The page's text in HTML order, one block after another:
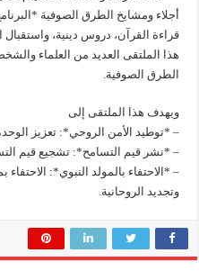
أجلاء ومشايخ الطرق الصوفية
قراءة القرآن، دروس دينية،
هذا الملتقى العديد من العلماء
الطرق الصوفية.
ويهدف هذا الملتقى إلى
– *توطيد الأمن الروحي*: تعزيز
– *نشر قيم التسامح*: تشجيع قيم
– *الاحتفاء بالمولد النبوي*:
وتجديد الروحانية.